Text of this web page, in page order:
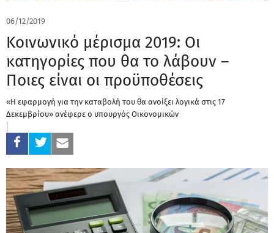
06/12/2019
Κοινωνικό μέρισμα 2019: Οι
κατηγορίες που θα το λάβουν –
Ποιες είναι οι προϋποθέσεις
«Η εφαρμογή για την καταβολή του θα ανοίξει λογικά στις 17
Δεκεμβρίου» ανέφερε ο υπουργός Οικονομικών